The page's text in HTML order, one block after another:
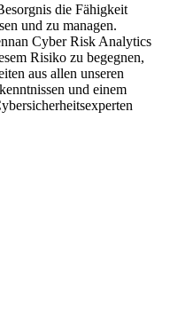
die Fähigkeit
und zu managen.
Cyber Risk Analytics
Risiko zu begegnen,
aus allen unseren
und einem